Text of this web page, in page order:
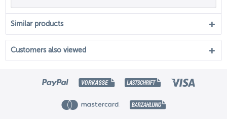
Similar products
Customers also viewed